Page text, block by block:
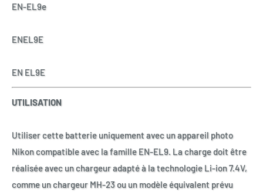
EN-EL9e
ENEL9E
EN EL9E
UTILISATION
Utiliser cette batterie uniquement avec un appareil photo
Nikon compatible avec la famille EN-EL9. La charge doit être
réalisée avec un chargeur adapté à la technologie Li-ion 7.4V,
comme un chargeur MH-23 ou un modèle équivalent prévu